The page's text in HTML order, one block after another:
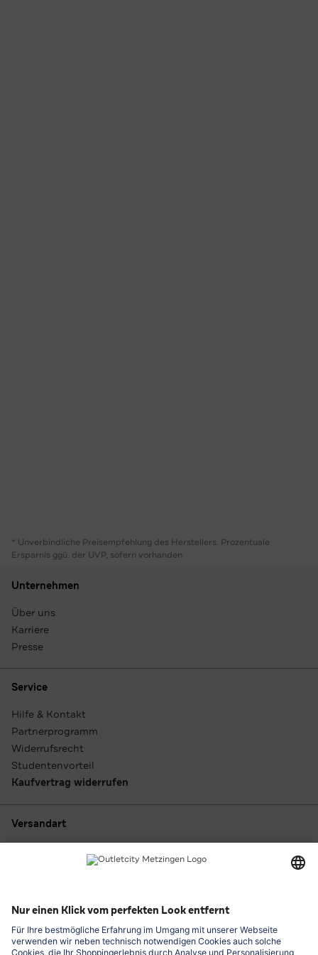
* Unverbindliche Preisempfehlung des Herstellers. Prozentuale
Ersparnis ggü. der UVP, sofern vorhanden
Unternehmen
Über uns
Karriere
Presse
Service
Hilfe & Kontakt
Partnerprogramm
Widerrufsrecht
Studentenvorteil
Kaufvertrag widerrufen
Versandart